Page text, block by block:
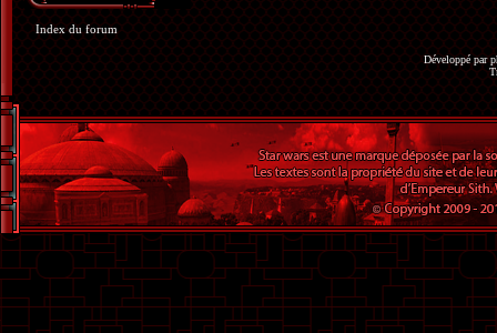
Index du forum
Développé par